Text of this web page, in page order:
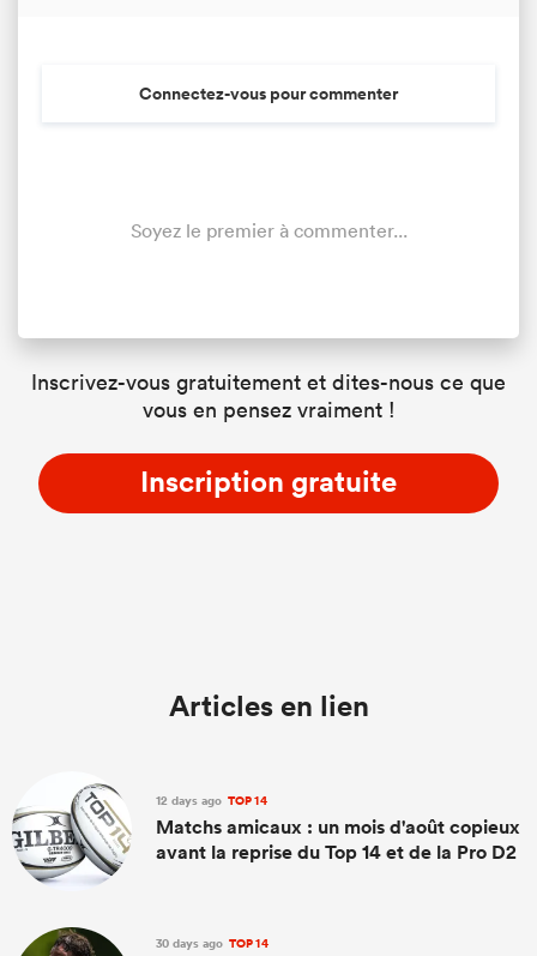
Connectez-vous pour commenter
Soyez le premier à commenter...
Inscrivez-vous gratuitement et dites-nous ce que
vous en pensez vraiment !
Inscription gratuite
Articles en lien
12 days ago TOP 14
Matchs amicaux : un mois d'août copieux
avant la reprise du Top 14 et de la Pro D2
30 days ago TOP 14